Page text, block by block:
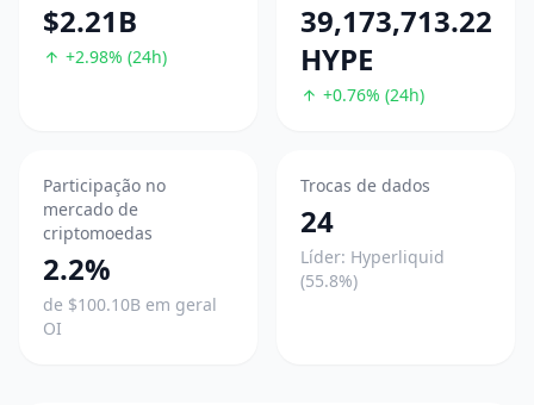
$2.21B
+2.98% (24h)
39,173,713.22
HYPE
+0.76% (24h)
Participação no
mercado de
criptomoedas
2.2%
de $100.10B em geral
OI
Trocas de dados
24
Líder: Hyperliquid
(55.8%)